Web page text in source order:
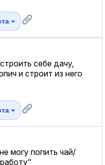
себе дачу,
и строит из него
могу попить чай/